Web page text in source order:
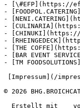
- [\#EFP](https://
-
-
-
-
-
- [THE
- [BAR EVENT
- [TM
© 2026